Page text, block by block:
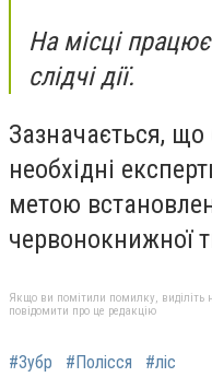
На місці
слідчі дії.
Зазначається, що
необхідні
метою
червонокнижної
Якщо ви помітили помилку, виділіть
повідомити про це редакцію
#Зубр #Полісся #ліс